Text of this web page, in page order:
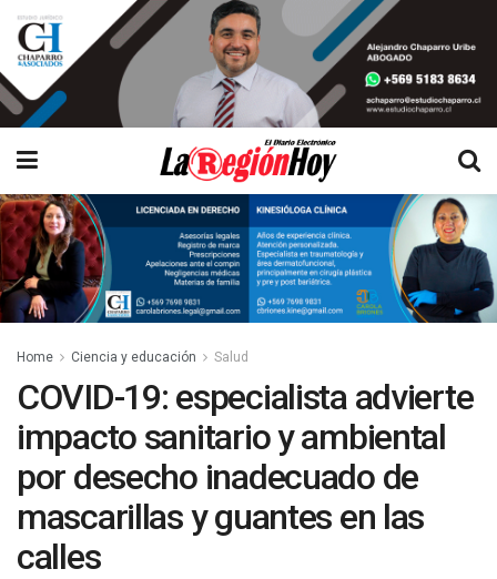
Home Ciencia y educación Salud
COVID-19: especialista advierte
impacto sanitario y ambiental
por desecho inadecuado de
mascarillas y guantes en las
calles